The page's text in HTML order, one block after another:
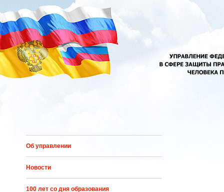
Перейти к основному содержанию
Об управлении
Новости
100 лет со дня образования